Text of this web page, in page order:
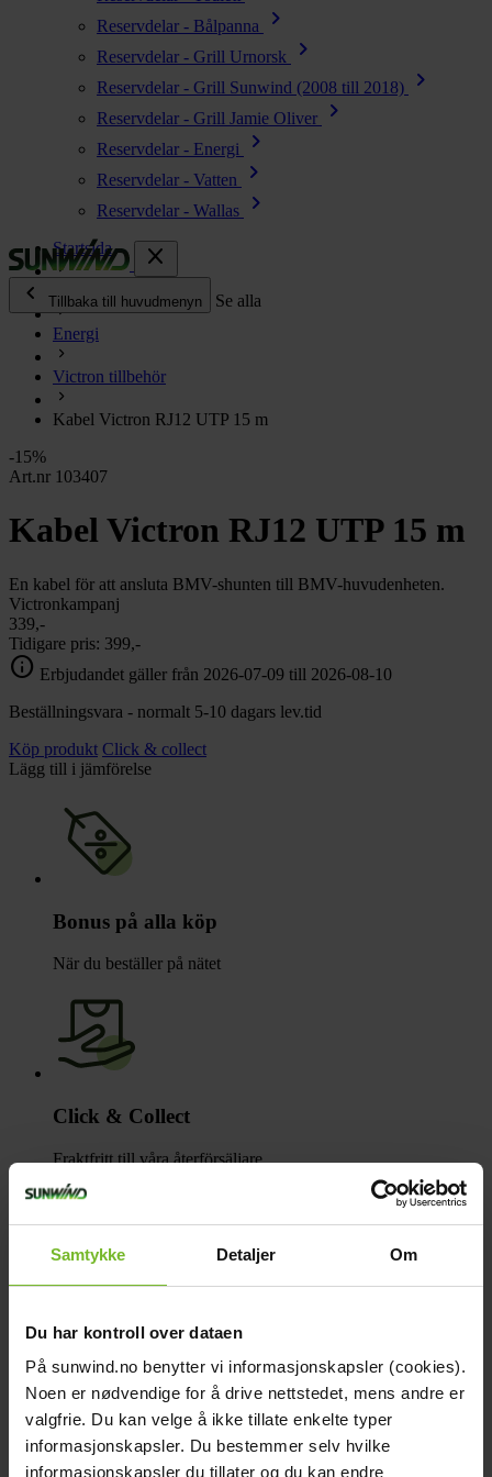
Samtykke Detaljer Om
Du har kontroll over dataen
På sunwind.no benytter vi informasjonskapsler (cookies).
Noen er nødvendige for å drive nettstedet, mens andre er
valgfrie. Du kan velge å ikke tillate enkelte typer
informasjonskapsler. Du bestemmer selv hvilke
informasjonskapsler du tillater og du kan endre
Reservdelar - Bålpanna chevron_right
Reservdelar - Grill Urnorsk chevron_right
Reservdelar - Grill Sunwind (2008 till 2018) chevron_right
Reservdelar - Grill Jamie Oliver chevron_right
Reservdelar - Energi chevron_right
Reservdelar - Vatten chevron_right
Reservdelar - Wallas
chevron_right
close
chevron_left
Tillbaka till huvudmenyn Se alla
Energi
Kök & Gasol chevron_right
Värme chevron_right
Grill & Fritid chevron_right
Reservdelar chevron_right
Startsida
Energi
Victron tillbehör
Kabel Victron RJ12 UTP 15 m
-15%
Art.nr 103407
Kabel Victron RJ12 UTP 15 m
En kabel för att ansluta BMV-shunten till BMV-huvudenheten.
Victronkampanj
339,-
Tidigare pris: 399,-
info Erbjudandet gäller från 2026-07-09 till 2026-08-10
Beställningsvara - normalt 5-10 dagars lev.tid
Köp produkt Click & collect
Lägg till i jämförelse
Bonus på alla köp
När du beställer på nätet
Click & Collect
Fraktfritt till våra återförsäljare
Beskrivning
Teknisk data
Recensioner
Liknande produkter
Frågor och svar